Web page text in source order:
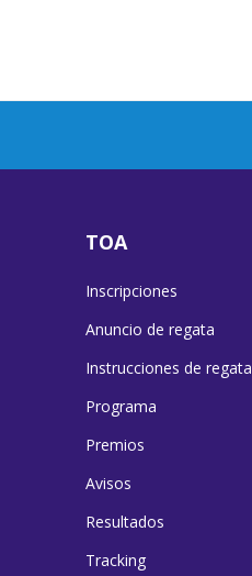
TOA
Inscripciones
Anuncio de regata
Instrucciones de regata
Programa
Premios
Avisos
Resultados
Tracking